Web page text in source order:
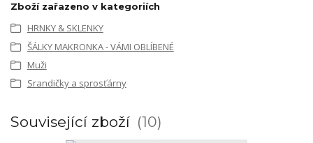
Zboží zařazeno v kategoriích
HRNKY & SKLENKY
ŠÁLKY MAKRONKA - VÁMI OBLÍBENÉ
Muži
Srandičky a sprosťárny
Související zboží 10